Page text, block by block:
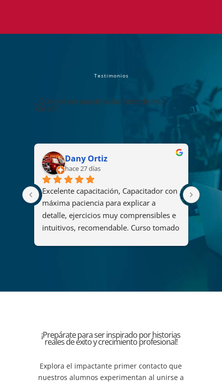
T e s t i m o n i o s
¿Qué opinan nuestros alumnos de este
curso?
Dany Ortiz
hace 27 días
Excelente capacitación, Capacitador con
máxima paciencia para explicar a
detalle, ejercicios muy comprensibles e
intuitivos, recomendable. Curso tomado
El
¡Prepárate para ser inspirado por historias
reales de éxito y crecimiento profesional!
Explora el impactante primer contacto que
nuestros alumnos experimentan al unirse a